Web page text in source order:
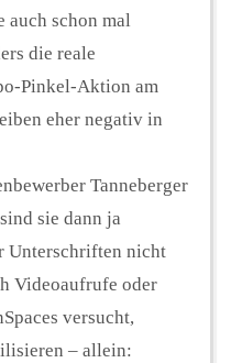
auch schon mal
die reale
Pinkel-Aktion am
eher negativ in
Tanneberger
sie dann ja
Unterschriften nicht
Videoaufrufe oder
versucht,
– allein: